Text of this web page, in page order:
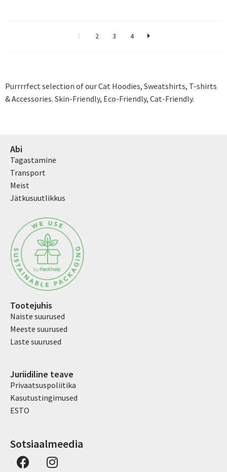
1 2 3 4
Purrrrfect selection of our Cat Hoodies, Sweatshirts, T-shirts
& Accessories. Skin-Friendly, Eco-Friendly, Cat-Friendly.
Abi
Tagastamine
Transport
Meist
Jätkusuutlikkus
Tootejuhis
Naiste suurused
Meeste suurused
Laste suurused
Juriidiline teave
Privaatsuspoliitika
Kasutustingimused
ESTO
Sotsiaalmeedia